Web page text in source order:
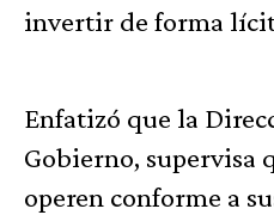
invertir de forma
Enfatizó que la
Gobierno, supervisa
operen conforme a